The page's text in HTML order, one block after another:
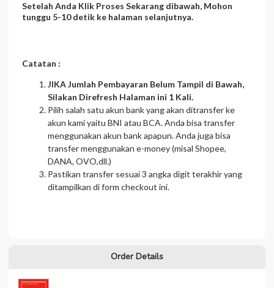
Setelah Anda Klik Proses Sekarang dibawah, Mohon
tunggu 5-10 detik ke halaman selanjutnya.
Catatan :
JIKA Jumlah Pembayaran Belum Tampil di Bawah,
Silakan Direfresh Halaman ini 1 Kali.
Pilih salah satu akun bank yang akan ditransfer ke
akun kami yaitu BNI atau BCA. Anda bisa transfer
menggunakan akun bank apapun. Anda juga bisa
transfer menggunakan e-money (misal Shopee,
DANA, OVO,dll.)
Pastikan transfer sesuai 3 angka digit terakhir yang
ditampilkan di form checkout ini.
Order Details